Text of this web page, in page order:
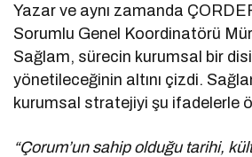
Yazar ve aynı zamanda
Sorumlu Genel Koordinatörü
Sağlam, sürecin kurumsal bir
yönetileceğinin altını çizdi.
kurumsal stratejiyi şu ifadelerle
“Çorum’un sahip olduğu tarihi,